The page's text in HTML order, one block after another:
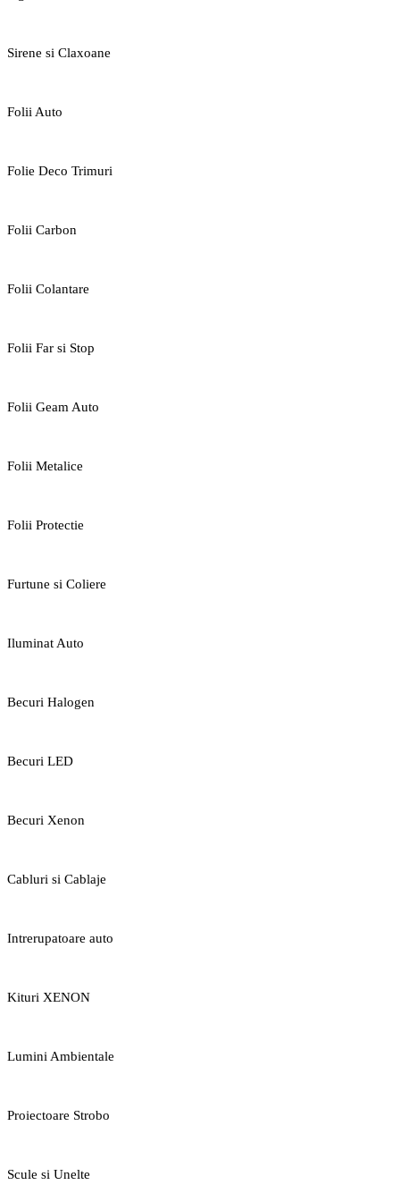
Sirene si Claxoane
Folii Auto
Folie Deco Trimuri
Folii Carbon
Folii Colantare
Folii Far si Stop
Folii Geam Auto
Folii Metalice
Folii Protectie
Furtune si Coliere
Iluminat Auto
Becuri Halogen
Becuri LED
Becuri Xenon
Cabluri si Cablaje
Intrerupatoare auto
Kituri XENON
Lumini Ambientale
Proiectoare Strobo
Scule si Unelte